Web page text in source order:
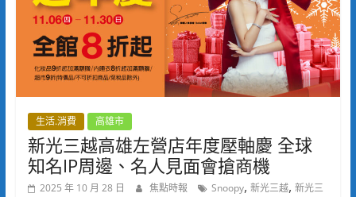
生活.消費 高雄市
新光三越高雄左營店年度壓軸慶 全球
知名IP周邊、名人見面會搶商機
2025 年 10 月 28 日 焦點時報 Snoopy, 新光三越, 新光三